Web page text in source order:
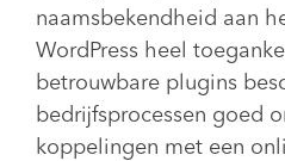
naamsbekendheid aan
WordPress heel
betrouwbare plugins
bedrijfsprocessen goed
koppelingen met een